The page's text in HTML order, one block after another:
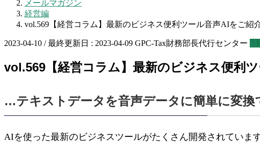
メールマガジン
経営編
vol.569【経営コラム】最新のビジネス便利ツール音声AIをご紹
2023-04-10 / 最終更新日 : 2023-04-09 GPC-Tax財務部長代行センター 経
vol.569【経営コラム】最新のビジネス便利
…テキストデータを音声データに簡単に変換
AIを使った最新のビジネスツールがたくさん開発されていま